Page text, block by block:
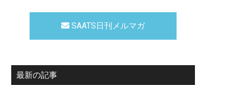
SAATS日刊メルマガ
最新の記事